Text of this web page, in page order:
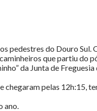
pedestres do Douro
que partiu do
da Junta de
pelas 12h:15,
ano.